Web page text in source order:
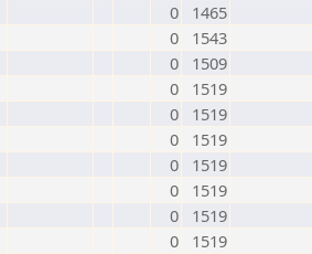
0
1465
0
1543
0
1509
0
1519
0
1519
0
1519
0
1519
0
1519
0
1519
0
1519